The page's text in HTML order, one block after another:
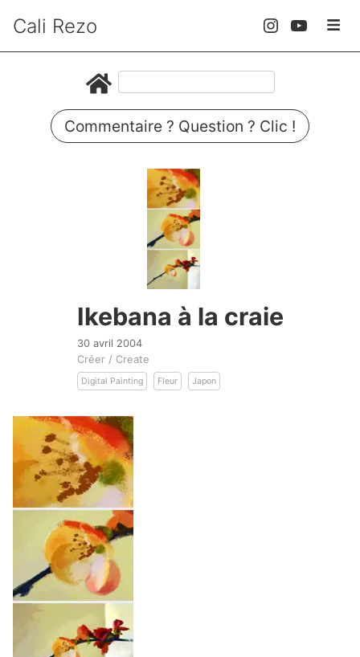
Cali Rezo
Commentaire ? Question ? Clic !
Ikebana à la craie
30 avril 2004
Créer / Create
Digital Painting Fleur Japon